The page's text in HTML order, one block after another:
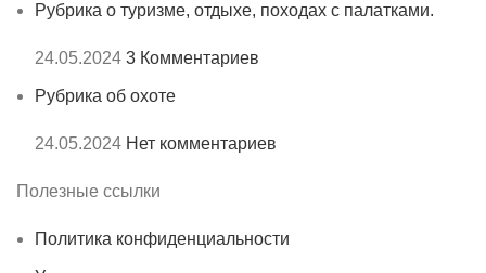
Рубрика о туризме, отдыхе, походах с палатками.
24.05.2024 3 Комментариев
Рубрика об охоте
24.05.2024 Нет комментариев
Полезные ссылки
Политика конфиденциальности